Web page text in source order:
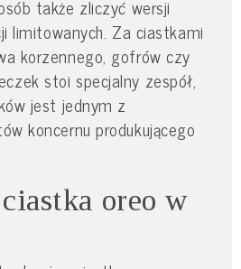
także zliczyć wersji
limitowanych. Za ciastkami
korzennego, gofrów czy
stoi specjalny zespół,
jest jednym z
koncernu produkującego
oreo w